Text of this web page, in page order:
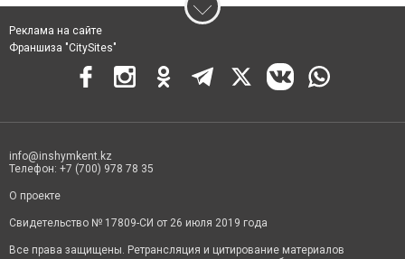
Реклама на сайте
Франшиза "CitySites"
info@inshymkent.kz
Телефон: +7 (700) 978 78 35
О проекте
Свидетельство № 17809-СИ от 26 июля 2019 года
Все права защищены. Ретрансляция и цитирование материалов